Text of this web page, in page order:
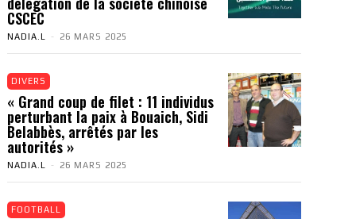
CSCEC
NADIA.L - 26 MARS 2025
DIVERS
« Grand coup de filet : 11 individus
perturbant la paix à Bouaich, Sidi
Belabbès, arrêtés par les
autorités »
NADIA.L - 26 MARS 2025
FOOTBALL